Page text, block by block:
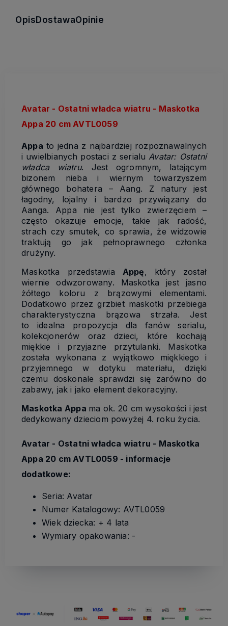
OpisDostawaOpinie
Avatar - Ostatni władca wiatru - Maskotka
Appa 20 cm AVTL0059
Appa to jedna z najbardziej rozpoznawalnych
i uwielbianych postaci z serialu Avatar: Ostatni
władca wiatru. Jest ogromnym, latającym
bizonem nieba i wiernym towarzyszem
głównego bohatera – Aang. Z natury jest
łagodny, lojalny i bardzo przywiązany do
Aanga. Appa nie jest tylko zwierzęciem –
często okazuje emocje, takie jak radość,
strach czy smutek, co sprawia, że widzowie
traktują go jak pełnoprawnego członka
drużyny.
Maskotka przedstawia Appę, który został
wiernie odwzorowany. Maskotka jest jasno
żółtego koloru z brązowymi elementami.
Dodatkowo przez grzbiet maskotki przebiega
charakterystyczna brązowa strzała. Jest
to idealna propozycja dla fanów serialu,
kolekcjonerów oraz dzieci, które kochają
miękkie i przyjazne przytulanki. Maskotka
została wykonana z wyjątkowo miękkiego i
przyjemnego w dotyku materiału, dzięki
czemu doskonale sprawdzi się zarówno do
zabawy, jak i jako element dekoracyjny.
Maskotka Appa ma ok. 20 cm wysokości i jest
dedykowany dzieciom powyżej 4. roku życia.
Avatar - Ostatni władca wiatru - Maskotka
Appa 20 cm AVTL0059 - informacje
dodatkowe:
Seria: Avatar
Numer Katalogowy: AVTL0059
Wiek dziecka: + 4 lata
Wymiary opakowania: -